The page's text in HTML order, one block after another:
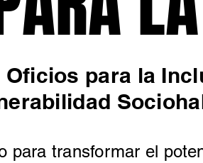
para la
para transformar el